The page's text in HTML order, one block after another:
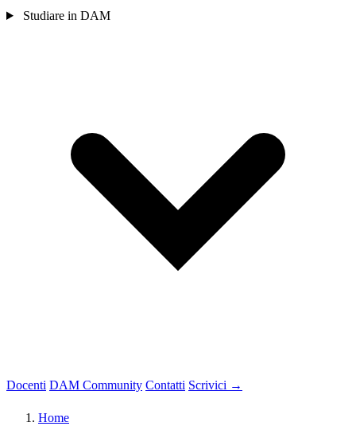
Studiare in DAM
Docenti DAM Community Contatti Scrivici →
Home